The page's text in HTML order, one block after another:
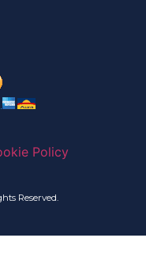
Policy
Reserved.